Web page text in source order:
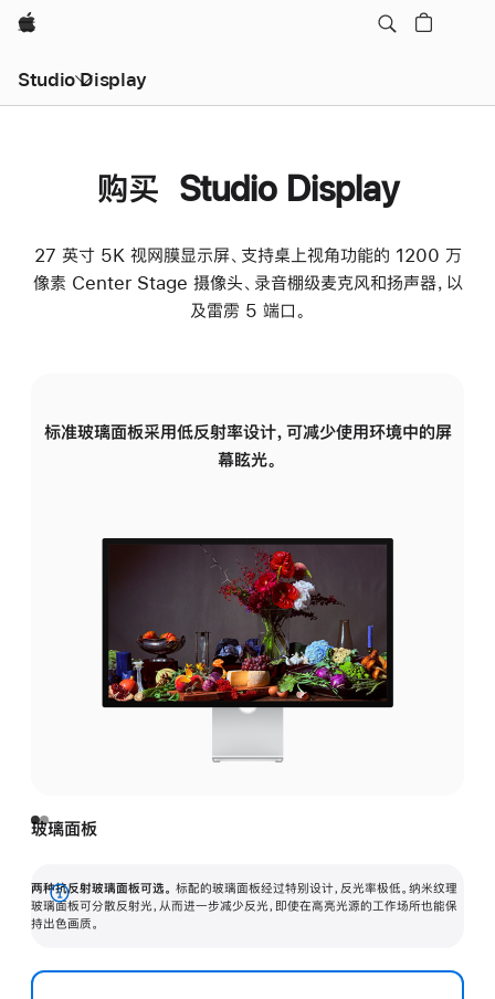
Apple
Studio Display
购买 Studio Display
27 英寸 5K 视网膜显示屏、支持桌上视角功能的 1200 万
像素 Center Stage 摄像头、录音棚级麦克风和扬声器，以
及雷雳 5 端口。
标准玻璃面板采用低反射率设计，可减少使用环境中的屏
幕眩光。
玻璃面板
两种抗反射玻璃面板可选。 标配的玻璃面板经过特别设计，反光率极低。纳米纹理
玻璃面板可分散反射光，从而进一步减少反光，即使在高亮光源的工作场所也能保
持出色画质。
展
开